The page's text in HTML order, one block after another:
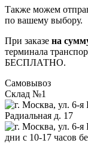
Также можем
по вашему выбору.
При заказе на
терминала
БЕСПЛАТНО.
Самовывоз
Склад №1
Радиальная д. 17
дни с 10-17 часов